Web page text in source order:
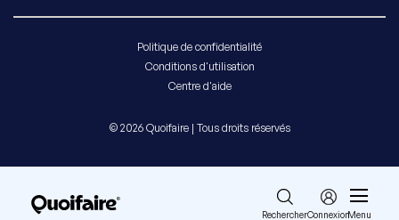
RechercherConnexionMenu
Politique de confidentialité
Conditions d'utilisation
Centre d'aide
© 2026 Quoifaire | Tous droits réservés